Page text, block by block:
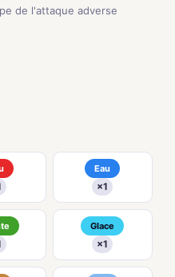
de l'attaque adverse
Eau
×1
Glace
×1